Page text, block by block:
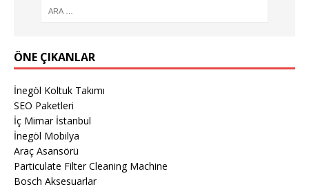
ÖNE ÇIKANLAR
İnegöl Koltuk Takımı
SEO Paketleri
İç Mimar İstanbul
İnegöl Mobilya
Araç Asansörü
Particulate Filter Cleaning Machine
Bosch Aksesuarlar